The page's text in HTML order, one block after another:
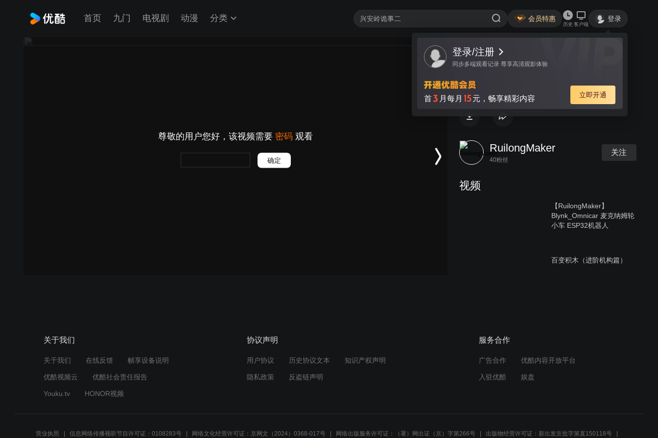
首页 九门 电视剧 动漫 分类 会员特惠
历史 客户端
登录
登录/注册
同步多端观看记录 尊享高清观影体验
首3 月每月 15元，畅享精彩内容 立即开通
尊敬的用户您好，该视频需要 密码 观看
确定
视频 讨论
6-智能停车场
RuilongMaker
40粉丝
关注
视频
【RuilongMaker】
Blynk_Omnicar 麦克纳姆轮
小车 ESP32机器人
百变积木（进阶机构篇）
机器人 百变积木（进阶机构
关于我们
关于我们 在线反馈 帧享设备说明
优酷视频云 优酷社会责任报告
Youku.tv HONOR视频
协议声明
用户协议 历史协议文本 知识产权声明
隐私政策 反盗链声明
服务合作
广告合作 优酷内容开放平台
入驻优酷 娱盘
营业执照 信息网络传播视听节目许可证：0108283号 网络文化经营许可证：京网文（2024）0368-017号 网络出版服务许可证：（署）网出证（京）字第266号 出版物经营许可证：新出发京批字第直150118号